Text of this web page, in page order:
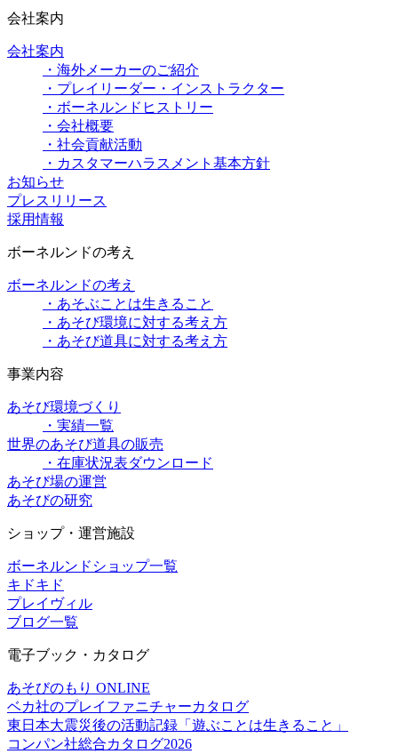
会社案内
会社案内
・海外メーカーのご紹介
・プレイリーダー・インストラクター
・ボーネルンドヒストリー
・会社概要
・社会貢献活動
・カスタマーハラスメント基本方針
お知らせ
プレスリリース
採用情報
ボーネルンドの考え
ボーネルンドの考え
・あそぶことは生きること
・あそび環境に対する考え方
・あそび道具に対する考え方
事業内容
あそび環境づくり
・実績一覧
世界のあそび道具の販売
・在庫状況表ダウンロード
あそび場の運営
あそびの研究
ショップ・運営施設
ボーネルンドショップ一覧
キドキド
プレイヴィル
ブログ一覧
電子ブック・カタログ
あそびのもり ONLINE
ベカ社のプレイファニチャーカタログ
東日本大震災後の活動記録「遊ぶことは生きること」
コンパン社総合カタログ2026